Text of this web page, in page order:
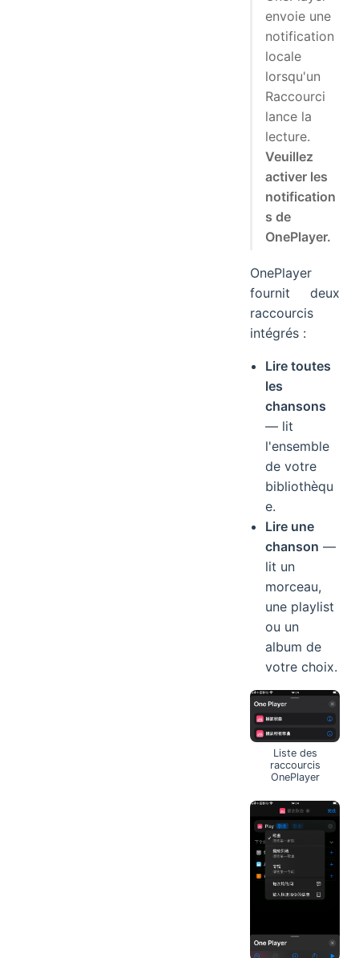
envoie une
notification
locale
lorsqu'un
Raccourci
lance la
lecture.
Veuillez
activer les
notification
s de
OnePlayer.
OnePlayer
fournit deux
raccourcis
intégrés :
Lire toutes
les
chansons
— lit
l'ensemble
de votre
bibliothèqu
e.
Lire une
chanson —
lit un
morceau,
une playlist
ou un
album de
votre choix.
Liste des
raccourcis
OnePlayer